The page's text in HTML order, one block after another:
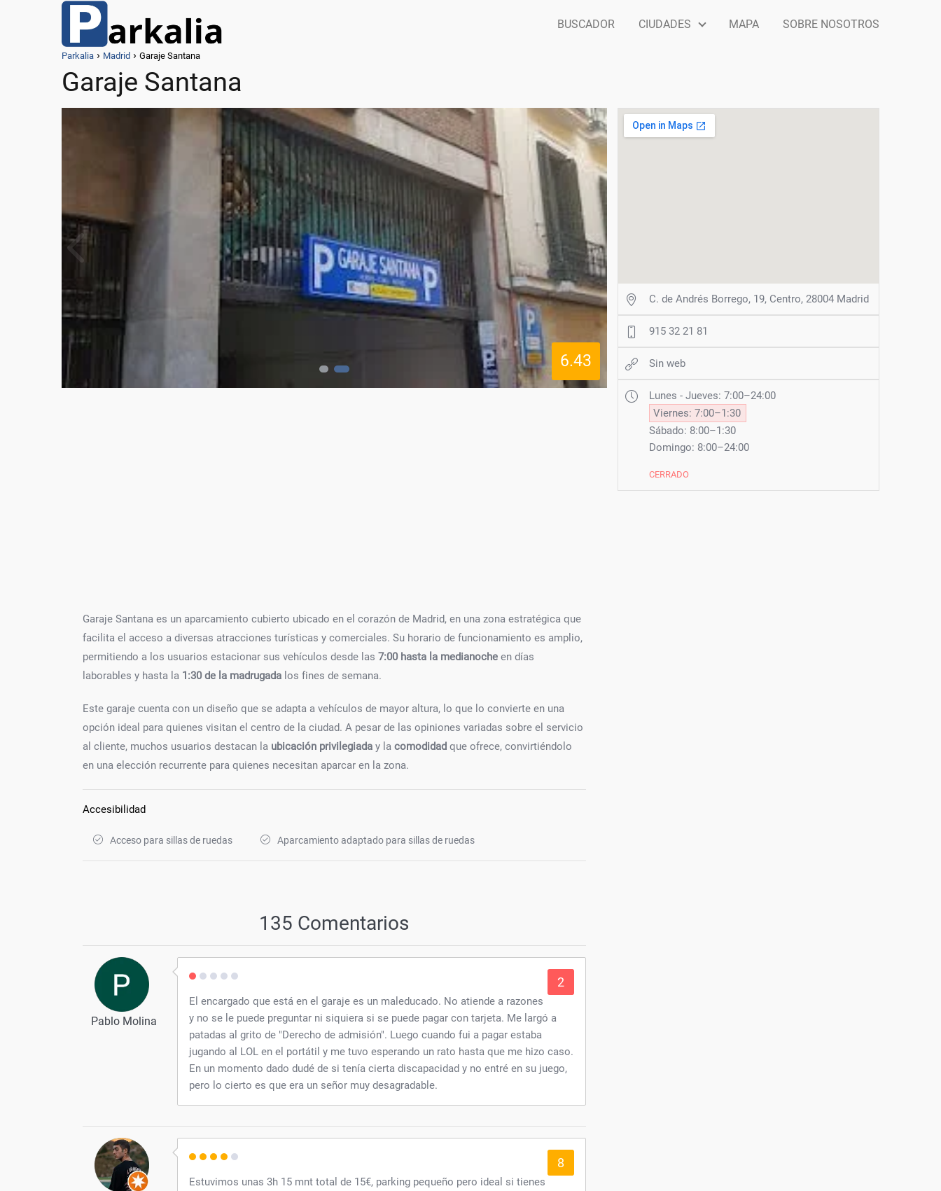
BUSCADOR CIUDADES MAPA SOBRE NOSOTROS
Parkalia Madrid Garaje Santana
Garaje Santana
6.43
Garaje Santana es un aparcamiento cubierto ubicado en el corazón de Madrid, en una zona estratégica que
facilita el acceso a diversas atracciones turísticas y comerciales. Su horario de funcionamiento es amplio,
permitiendo a los usuarios estacionar sus vehículos desde las 7:00 hasta la medianoche en días
laborables y hasta la 1:30 de la madrugada los fines de semana.
Este garaje cuenta con un diseño que se adapta a vehículos de mayor altura, lo que lo convierte en una
opción ideal para quienes visitan el centro de la ciudad. A pesar de las opiniones variadas sobre el servicio
al cliente, muchos usuarios destacan la ubicación privilegiada y la comodidad que ofrece, convirtiéndolo
en una elección recurrente para quienes necesitan aparcar en la zona.
Accesibilidad
Acceso para sillas de ruedas Aparcamiento adaptado para sillas de ruedas
135 Comentarios
Pablo Molina
2
El encargado que está en el garaje es un maleducado. No atiende a razones
y no se le puede preguntar ni siquiera si se puede pagar con tarjeta. Me largó a
patadas al grito de "Derecho de admisión". Luego cuando fui a pagar estaba
jugando al LOL en el portátil y me tuvo esperando un rato hasta que me hizo caso.
En un momento dado dudé de si tenía cierta discapacidad y no entré en su juego,
pero lo cierto es que era un señor muy desagradable.
8
Estuvimos unas 3h 15 mnt total de 15€, parking pequeño pero ideal si tienes
C. de Andrés Borrego, 19, Centro, 28004 Madrid
915 32 21 81
Sin web
Lunes - Jueves: 7:00–24:00
Viernes: 7:00–1:30
Sábado: 8:00–1:30
Domingo: 8:00–24:00
CERRADO